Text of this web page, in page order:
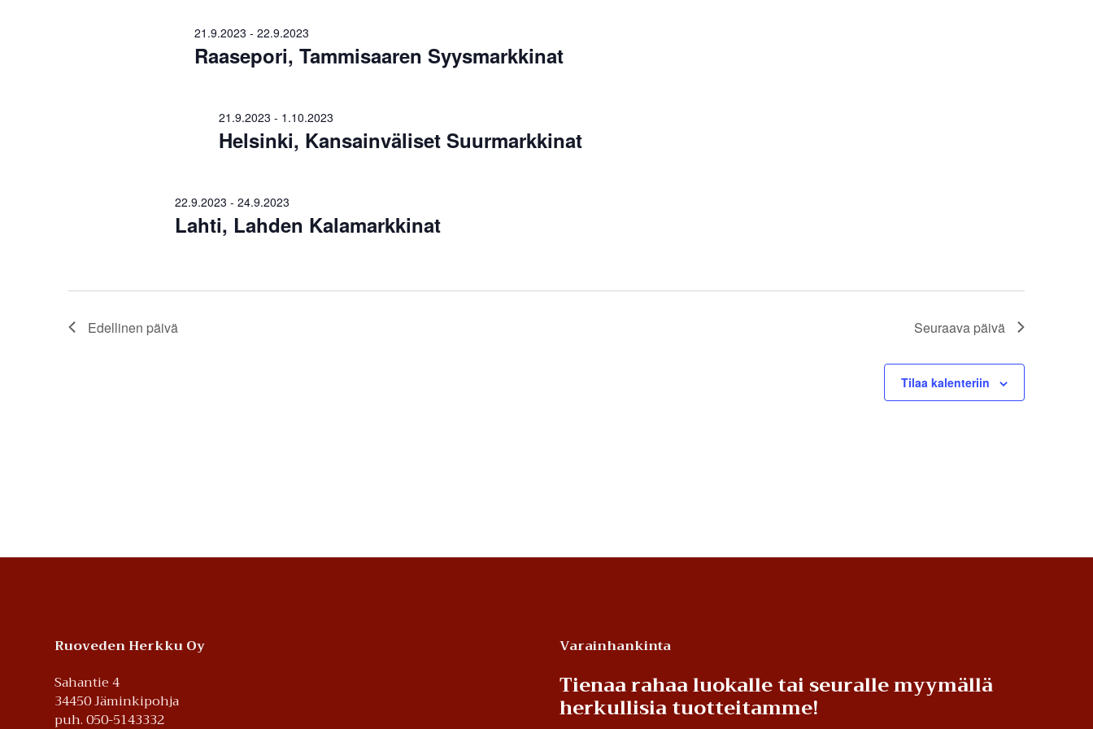
Raasepori, Tammisaaren Syysmarkkinat
21.9.2023 - 22.9.2023
Helsinki, Kansainväliset Suurmarkkinat
21.9.2023 - 1.10.2023
Lahti, Lahden Kalamarkkinat
22.9.2023 - 24.9.2023
Edellinen päivä Seuraava päivä
Tilaa kalenteriin
Footer
Ruoveden Herkku Oy
Sahantie 4
34450 Jäminkipohja
puh. 050-5143332
Varainhankinta
Tienaa rahaa luokalle tai seuralle myymällä
herkullisia tuotteitamme!